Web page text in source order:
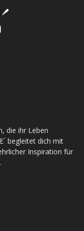
die ihr Leben
begleitet dich mit
Inspiration für